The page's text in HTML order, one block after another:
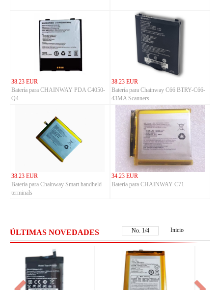
38.23 EUR
Batería para CHAINWAY PDA C4050-
Q4
38.23 EUR
Batería para Chainway C66 BTRY-C66-
43MA Scanners
38.23 EUR
Batería para Chainway Smart handheld
terminals
34.23 EUR
Batería para CHAINWAY C71
ÚLTIMAS NOVEDADES No. 2/4 Inicio